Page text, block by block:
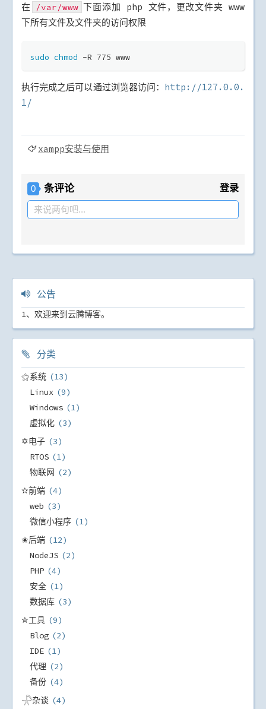
在 /var/www 下面添加 php 文件，更改文件夹 www
下所有文件及文件夹的访问权限
sudo chmod -R 775 www
执行完成之后可以通过浏览器访问： http://127.0.0.
1/
xampp安装与使用
0 条评论 登录
来说两句吧...
公告
1、欢迎来到云腾博客。
分类
⚝系统
13
Linux
9
Windows
1
虚拟化
3
✡电子
3
RTOS
1
物联网
2
✫前端
4
web
3
微信小程序
1
✬后端
12
NodeJS
2
PHP
4
安全
1
数据库
3
✮工具
9
Blog
2
IDE
1
代理
2
备份
4
𓇻杂谈
4